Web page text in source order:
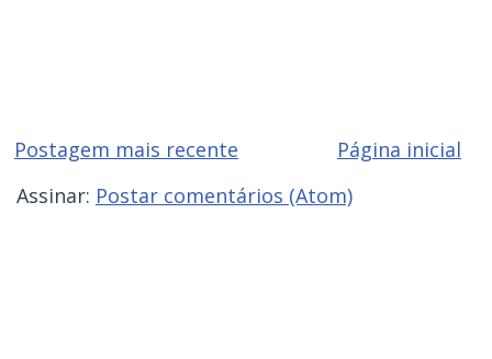
Postagem mais recente
Página inicial
Assinar: Postar comentários (Atom)